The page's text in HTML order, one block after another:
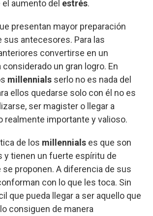
aumento del estrés.
presentan mayor preparación
sus antecesores. Para las
convertirse en un
un gran logro. En
millennials serlo no es nada del
ellos quedarse solo con él no es
ser magister o llegar a
realmente importante y valioso.
de los millennials es que son
y tienen un fuerte espíritu de
se proponen. A diferencia de sus
con lo que les toca. Sin
que pueda llegar a ser aquello que
consiguen de manera